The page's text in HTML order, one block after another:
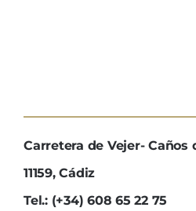
Carretera de Vejer- Caños
11159, Cádiz
Tel.: (+34) 608 65 22 75